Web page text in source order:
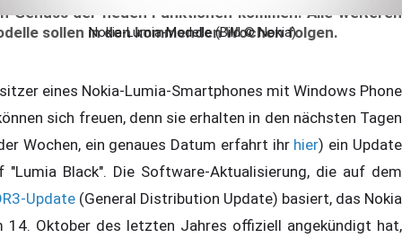
Genuss der neuen Funktionen kommen. Alle weiteren
sollen in den kommenden Wochen folgen.
Nokia-Lumia-Modelle (Bild © Nokia)
eines Nokia-Lumia-Smartphones mit Windows Phone
sich freuen, denn sie erhalten in den nächsten Tagen
Wochen, ein genaues Datum erfahrt ihr hier) ein Update
"Lumia Black". Die Software-Aktualisierung, die auf dem
Update (General Distribution Update) basiert, das Nokia
14. Oktober des letzten Jahres offiziell angekündigt hat,